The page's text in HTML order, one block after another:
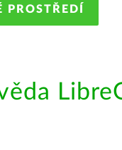
PROSTŘEDÍ